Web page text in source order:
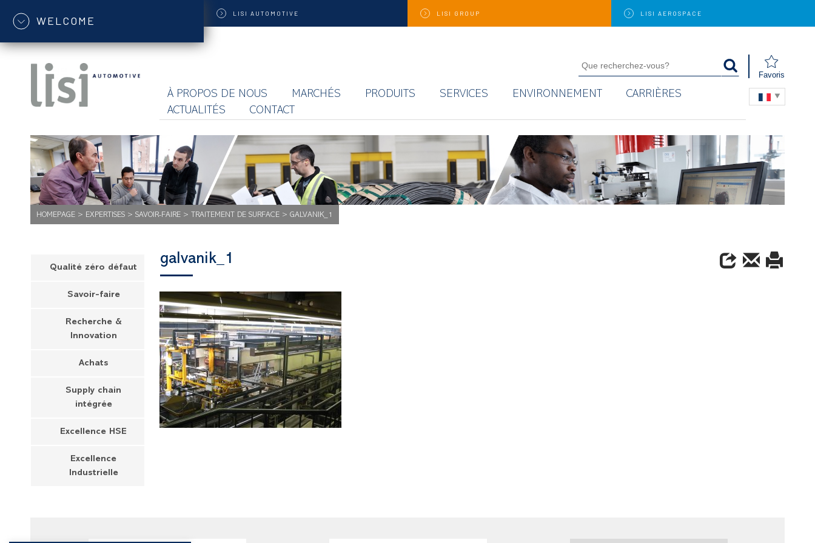
WELCOME
LISI AUTOMOTIVE LISI GROUP LISI AEROSPACE
Favoris
À PROPOS DE NOUS MARCHÉS PRODUITS SERVICES ENVIRONNEMENT
CARRIÈRES
ACTUALITÉS
CONTACT
HOMEPAGE > EXPERTISES > SAVOIR-FAIRE > TRAITEMENT DE SURFACE > GALVANIK_1
Qualité zéro défaut
Savoir-faire
Recherche &
Innovation
Achats
Supply chain
intégrée
Excellence HSE
Excellence
Industrielle
galvanik_1